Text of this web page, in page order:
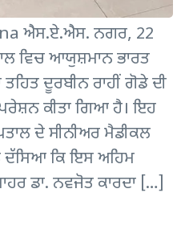
ਐਸ.ਏ.ਐਸ. ਨਗਰ, 22
ਵਿਚ ਆਯੁਸ਼ਮਾਨ ਭਾਰਤ
ਦੂਰਬੀਨ ਰਾਹੀਂ ਗੋਡੇ ਦੀ
ਕੀਤਾ ਗਿਆ ਹੈ। ਇਹ
ਦੇ ਸੀਨੀਅਰ ਮੈਡੀਕਲ
ਦੱਸਿਆ ਕਿ ਇਸ ਅਹਿਮ
ਡਾ. ਨਵਜੋਤ ਕਾਰਦਾ […]